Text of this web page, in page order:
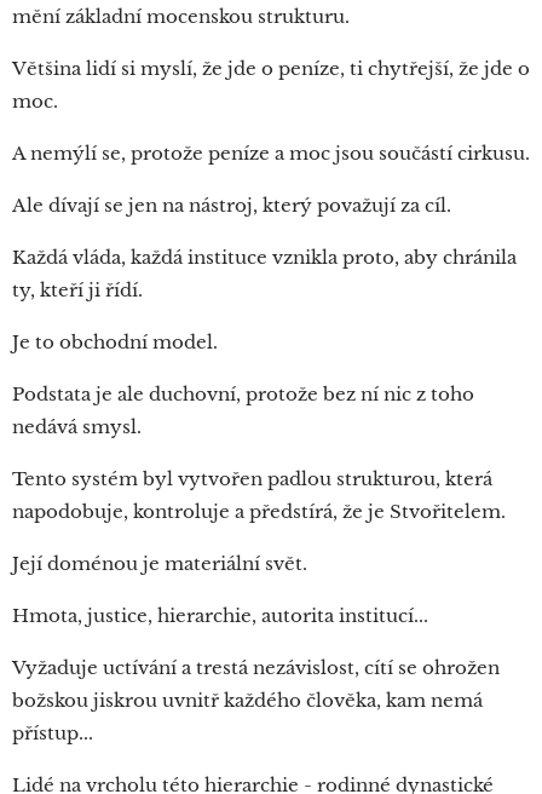
mění základní mocenskou strukturu.
Většina lidí si myslí, že jde o peníze, ti chytřejší, že jde o
moc.
A nemýlí se, protože peníze a moc jsou součástí cirkusu.
Ale dívají se jen na nástroj, který považují za cíl.
Každá vláda, každá instituce vznikla proto, aby chránila
ty, kteří ji řídí.
Je to obchodní model.
Podstata je ale duchovní, protože bez ní nic z toho
nedává smysl.
Tento systém byl vytvořen padlou strukturou, která
napodobuje, kontroluje a předstírá, že je Stvořitelem.
Její doménou je materiální svět.
Hmota, justice, hierarchie, autorita institucí...
Vyžaduje uctívání a trestá nezávislost, cítí se ohrožen
božskou jiskrou uvnitř každého člověka, kam nemá
přístup...
Lidé na vrcholu této hierarchie - rodinné dynastické